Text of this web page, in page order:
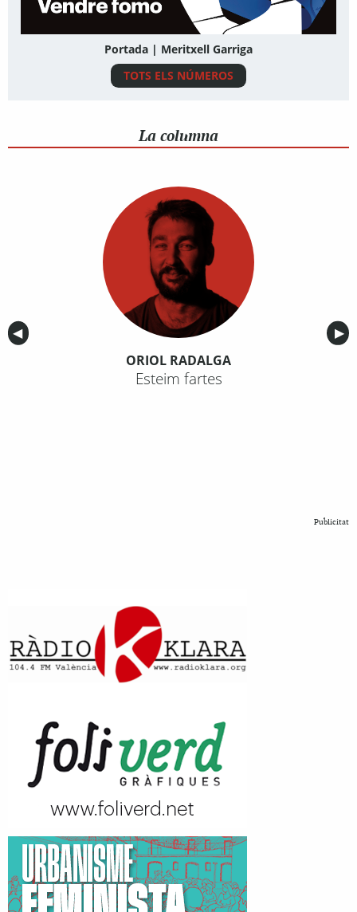
Portada | Meritxell Garriga
TOTS ELS NÚMEROS
La columna
Anterior
◀︎ ▶︎
ORIOL RADALGA
Esteim fartes
Publicitat